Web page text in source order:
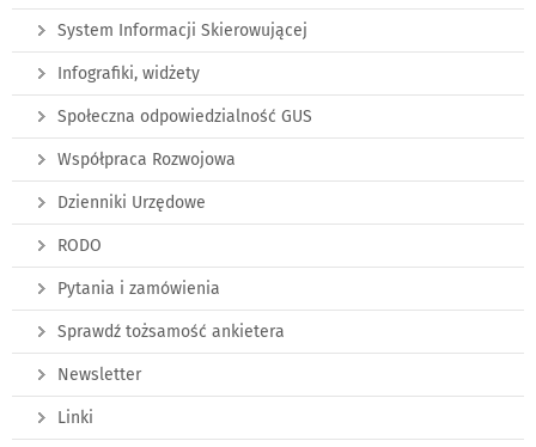
System Informacji Skierowującej
Infografiki, widżety
Społeczna odpowiedzialność GUS
Współpraca Rozwojowa
Dzienniki Urzędowe
RODO
Pytania i zamówienia
Sprawdź tożsamość ankietera
Newsletter
Linki